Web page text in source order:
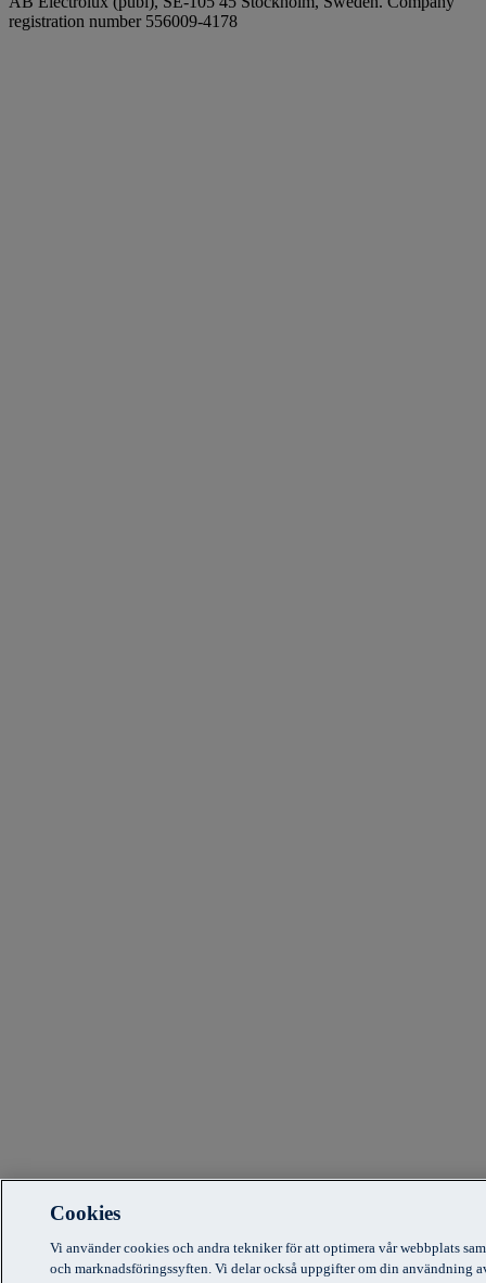
registration number 556009-4178
Cookies
Vi använder cookies och andra tekniker för att optimera vår webbplats
och marknadsföringssyften. Vi delar också uppgifter om din användning